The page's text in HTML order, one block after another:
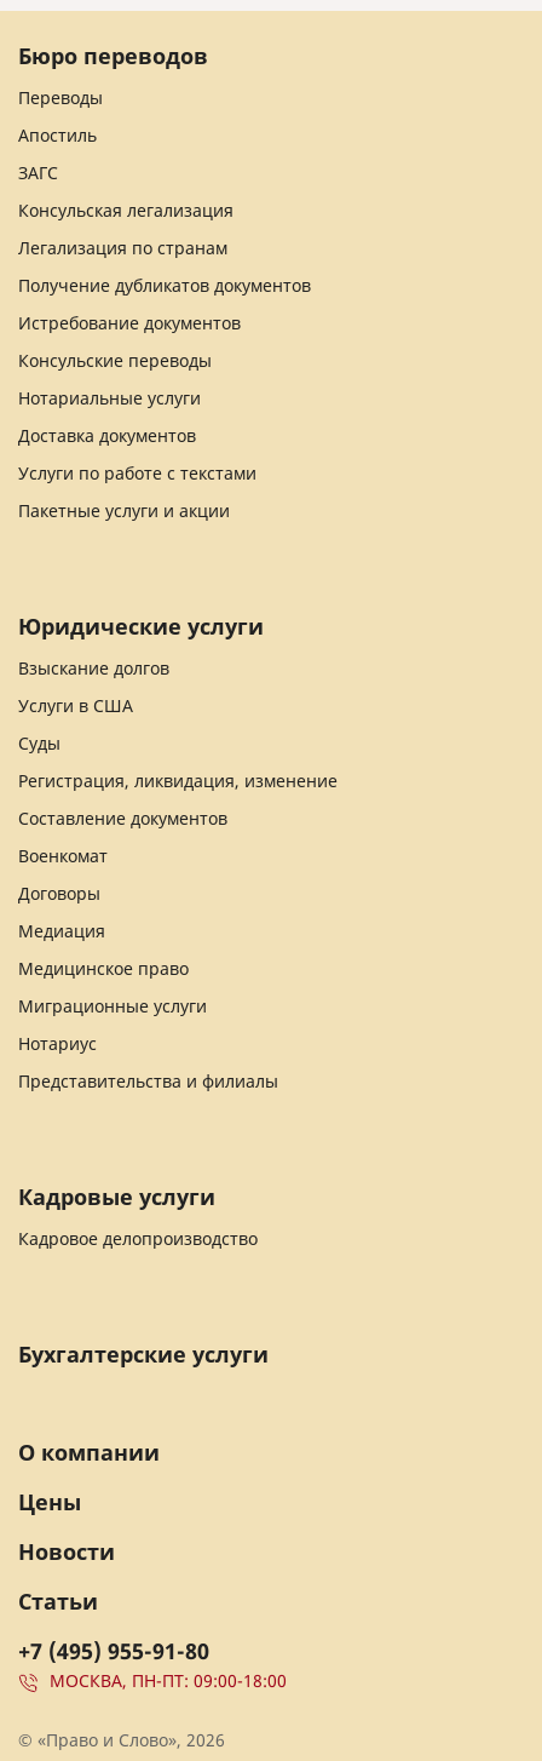
Бюро переводов
Переводы
Апостиль
ЗАГС
Консульская легализация
Легализация по странам
Получение дубликатов документов
Истребование документов
Консульские переводы
Нотариальные услуги
Доставка документов
Услуги по работе с текстами
Пакетные услуги и акции
Юридические услуги
Взыскание долгов
Услуги в США
Суды
Регистрация, ликвидация, изменение
Составление документов
Военкомат
Договоры
Медиация
Медицинское право
Миграционные услуги
Нотариус
Представительства и филиалы
Кадровые услуги
Кадровое делопроизводство
Бухгалтерские услуги
+7 (495) 955-91-80
МОСКВА, ПН-ПТ: 09:00-18:00
О компании
Цены
Новости
Статьи
© «Право и Слово», 2026